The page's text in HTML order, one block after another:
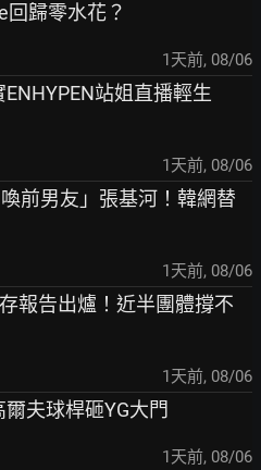
回歸零水花？
1天前, 08/06
站姐直播輕生
1天前, 08/06
前男友」張基河！韓網替
1天前, 08/06
報告出爐！近半團體撐不
1天前, 08/06
夫球桿砸YG大門
1天前, 08/06